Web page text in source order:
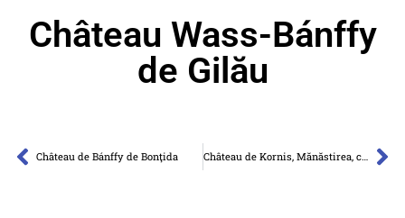
Château Wass-Bánffy
de Gilău
Château de Bánffy de Bonţida Château de Kornis, Mănăstirea, commune de Mica